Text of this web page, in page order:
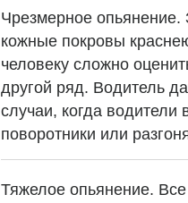
Чрезмерное опьянение.
кожные покровы
человеку сложно
другой ряд. Водитель
случаи, когда
поворотники или
Тяжелое опьянение.